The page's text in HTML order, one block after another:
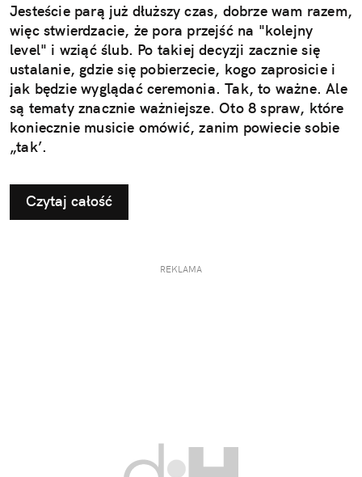
Jesteście parą już dłuższy czas, dobrze wam razem,
więc stwierdzacie, że pora przejść na "kolejny
level" i wziąć ślub. Po takiej decyzji zacznie się
ustalanie, gdzie się pobierzecie, kogo zaprosicie i
jak będzie wyglądać ceremonia. Tak, to ważne. Ale
są tematy znacznie ważniejsze. Oto 8 spraw, które
koniecznie musicie omówić, zanim powiecie sobie
„tak’.
Czytaj całość
REKLAMA